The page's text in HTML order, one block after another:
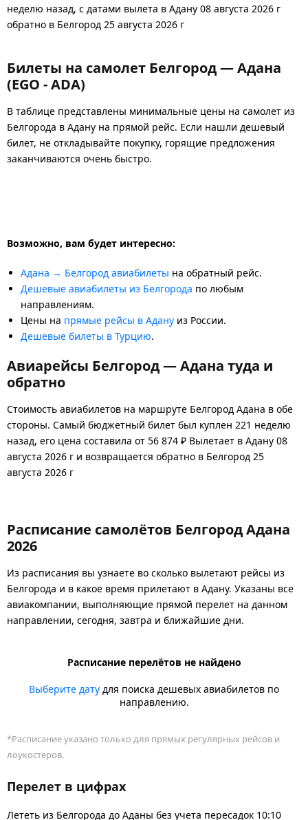
неделю назад, с датами вылета в Адану 08 августа 2026 г
обратно в Белгород 25 августа 2026 г
Билеты на самолет Белгород — Адана
(EGO - ADA)
В таблице представлены минимальные цены на самолет из
Белгорода в Адану на прямой рейс. Если нашли дешевый
билет, не откладывайте покупку, горящие предложения
заканчиваются очень быстро.
Возможно, вам будет интересно:
Адана → Белгород авиабилеты на обратный рейс.
Дешевые авиабилеты из Белгорода по любым
направлениям.
Цены на прямые рейсы в Адану из России.
Дешевые билеты в Турцию.
Авиарейсы Белгород — Адана туда и
обратно
Стоимость авиабилетов на маршруте Белгород Адана в обе
стороны. Самый бюджетный билет был куплен 221 неделю
назад, его цена составила от 56 874 ₽ Вылетает в Адану 08
августа 2026 г и возвращается обратно в Белгород 25
августа 2026 г
Расписание самолётов Белгород Адана
2026
Из расписания вы узнаете во сколько вылетают рейсы из
Белгорода и в какое время прилетают в Адану. Указаны все
авиакомпании, выполняющие прямой перелет на данном
направлении, сегодня, завтра и ближайшие дни.
Расписание перелётов не найдено
Выберите дату для поиска дешевых авиабилетов по
направлению.
*Расписание указано только для прямых регулярных рейсов и
лоукостеров.
Перелет в цифрах
Лететь из Белгорода до Аданы без учета пересадок 10:10